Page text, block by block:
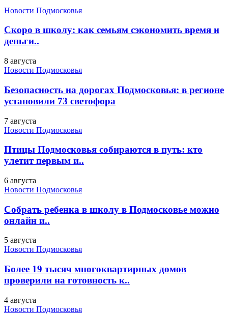
Новости Подмосковья
Скоро в школу: как семьям сэкономить время и
деньги..
8 августа
Новости Подмосковья
Безопасность на дорогах Подмосковья: в регионе
установили 73 светофора
7 августа
Новости Подмосковья
Птицы Подмосковья собираются в путь: кто
улетит первым и..
6 августа
Новости Подмосковья
Собрать ребенка в школу в Подмосковье можно
онлайн и..
5 августа
Новости Подмосковья
Более 19 тысяч многоквартирных домов
проверили на готовность к..
4 августа
Новости Подмосковья